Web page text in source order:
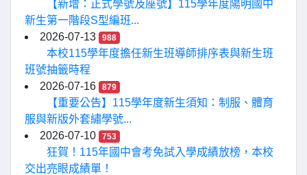
【新增：正式學號及座號】115學年度陽明國中
新生第一階段S型編班...
2026-07-13
988
本校115學年度擔任新生班導師排序表與新生班
班號抽籤時程
2026-07-16
879
【重要公告】115學年度新生須知：制服、體育
服與新版外套繡學號...
2026-07-10
753
狂賀！115年國中會考免試入學成績放榜，本校
交出亮眼成績單！